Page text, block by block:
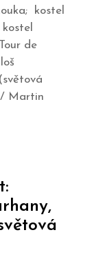
kostel
de
/ Martin